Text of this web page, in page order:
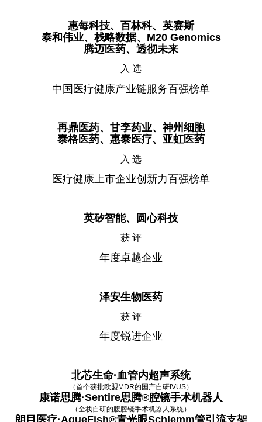
惠每科技、百林科、英赛斯
泰和伟业、栈略数据、M20 Genomics
腾迈医药、透彻未来
入 选
中国医疗健康产业链服务百强榜单
再鼎医药、甘李药业、神州细胞
泰格医药、惠泰医疗、亚虹医药
入 选
医疗健康上市企业创新力百强榜单
英矽智能、圆心科技
获 评
年度卓越企业
泽安生物医药
获 评
年度锐进企业
北芯生命·血管内超声系统
（首个获批欧盟MDR的国产自研IVUS）
康诺思腾·Sentire思腾®腔镜手术机器人
（全栈自研的腹腔镜手术机器人系统）